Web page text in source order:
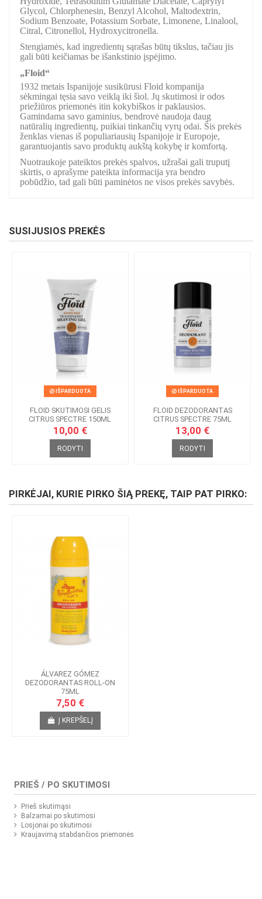
Glycol, Chlorphenesin, Benzyl Alcohol, Maltodextrin,
Sodium Benzoate, Potassium Sorbate, Limonene, Linalool,
Citral, Citronellol, Hydroxycitronella.
Stengiamės, kad ingredientų sąrašas būtų tikslus, tačiau jis
gali būti keičiamas be išankstinio įspėjimo.
„Floid“
1932 metais Ispanijoje susikūrusi Floid kompanija
sėkmingai tęsia savo veiklą iki šiol. Jų skutimosi ir odos
priežiūros priemonės itin kokybiškos ir paklausios.
Gamindama savo gaminius, bendrovė naudoja daug
natūralių ingredientų, puikiai tinkančių vyrų odai. Šis prekės
ženklas vienas iš populiariausių Ispanijoje ir Europoje,
garantuojantis savo produktų aukštą kokybę ir komfortą.
Nuotraukoje pateiktos prekės spalvos, užrašai gali truputį
skirtis, o aprašyme pateikta informacija yra bendro
pobūdžio, tad gali būti paminėtos ne visos prekės savybės.
SUSIJUSIOS PREKĖS
IŠPARDUOTA
FLOID SKUTIMOSI GELIS
CITRUS SPECTRE 150ML
10,00 €
RODYTI
IŠPARDUOTA
FLOID DEZODORANTAS
CITRUS SPECTRE 75ML
13,00 €
RODYTI
PIRKĖJAI, KURIE PIRKO ŠIĄ PREKĘ, TAIP PAT PIRKO:
ÁLVAREZ GÓMEZ
DEZODORANTAS ROLL-ON
75ML
7,50 €
Į KREPŠELĮ
PRIEŠ / PO SKUTIMOSI
Prieš skutimąsi
Balzamai po skutimosi
Losjonai po skutimosi
Kraujavimą stabdančios priemonės